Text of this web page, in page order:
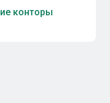
конторы